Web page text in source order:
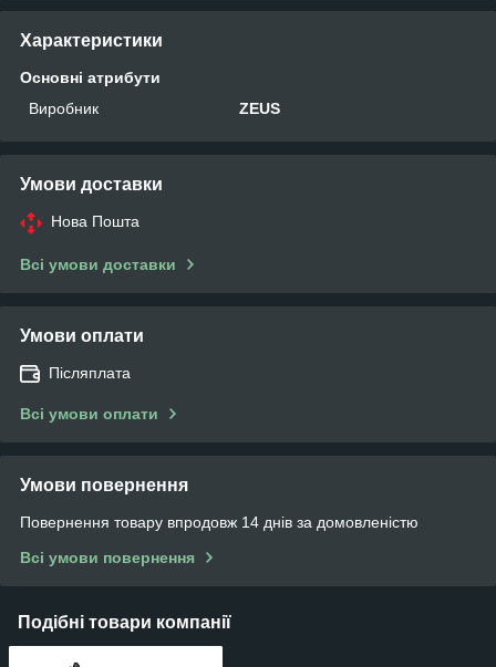
Характеристики
Основні атрибути
Виробник
ZEUS
Умови доставки
Нова Пошта
Всі умови доставки
Умови оплати
Післяплата
Всі умови оплати
Умови повернення
Повернення товару впродовж 14 днів за домовленістю
Всі умови повернення
Подібні товари компанії